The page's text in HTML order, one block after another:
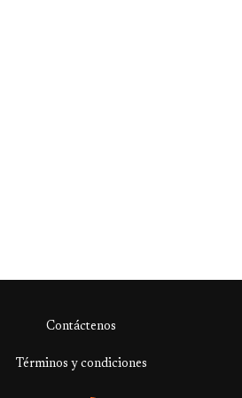
Contáctenos
Términos y condiciones